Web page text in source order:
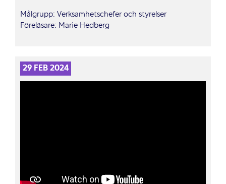
Målgrupp: Verksamhetschefer och styrelser
Föreläsare: Marie Hedberg
29 FEB 2024